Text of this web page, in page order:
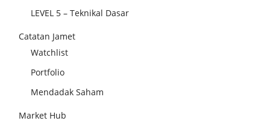
LEVEL 5 – Teknikal Dasar
Catatan Jamet
Watchlist
Portfolio
Mendadak Saham
Market Hub